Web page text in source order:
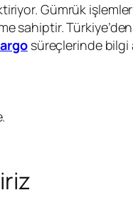
Gümrük
sahiptir.
süreçlerinde bilgi